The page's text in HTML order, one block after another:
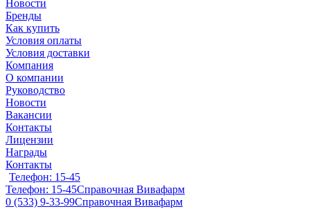
Новости
Бренды
Как купить
Условия оплаты
Условия доставки
Компания
О компании
Руководство
Новости
Вакансии
Контакты
Лицензии
Награды
Контакты
Телефон: 15-45
Телефон: 15-45Справочная Вивафарм
0 (533) 9-33-99Справочная Вивафарм